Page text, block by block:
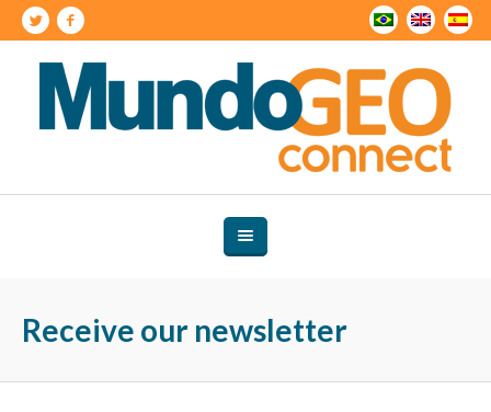
Receive our newsletter